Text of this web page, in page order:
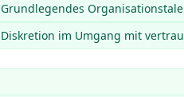
Grundlegendes
Diskretion im Umgang mit